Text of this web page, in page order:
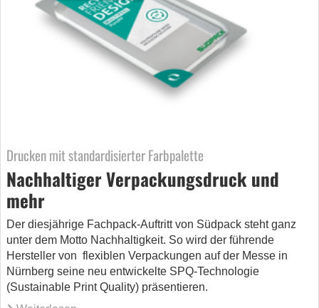
Drucken mit standardisierter Farbpalette
Nachhaltiger Verpackungsdruck und
mehr
Der diesjährige Fachpack-Auftritt von Südpack steht ganz
unter dem Motto Nachhaltigkeit. So wird der führende
Hersteller von flexiblen Verpackungen auf der Messe in
Nürnberg seine neu entwickelte SPQ-Technologie
(Sustainable Print Quality) präsentieren.